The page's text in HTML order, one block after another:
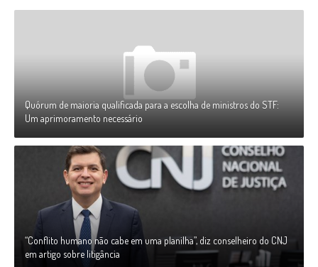
Quórum de maioria qualificada para a escolha de ministros do STF:
Um aprimoramento necessário
“Conflito humano não cabe em uma planilha”, diz conselheiro do CNJ
em artigo sobre litigância